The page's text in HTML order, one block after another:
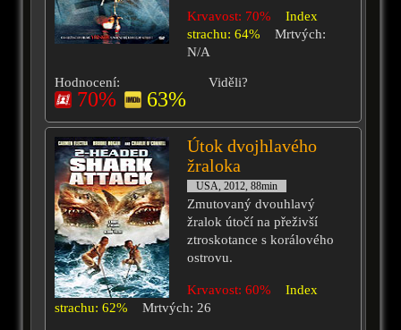
Krvavost: 70%
Index
strachu: 64%
Mrtvých:
N/A
Hodnocení:
70% 63%
Viděli?
Útok dvojhlavého
žraloka
USA, 2012, 88min
Zmutovaný dvouhlavý
žralok útočí na přeživší
ztroskotance s korálového
ostrovu.
Krvavost: 60%
Index
strachu: 62%
Mrtvých: 26